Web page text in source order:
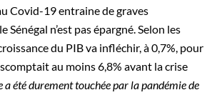
Covid-19 entraine de graves
n’est pas épargné. Selon les
croissance du PIB va infléchir, à 0,7%, pour
au moins 6,8% avant la crise
a été durement touchée par la pandémie de